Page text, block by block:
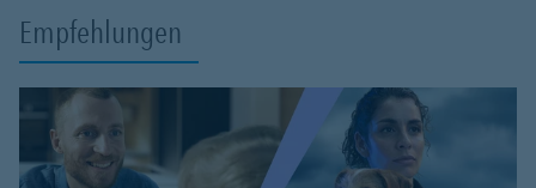
Empfehlungen